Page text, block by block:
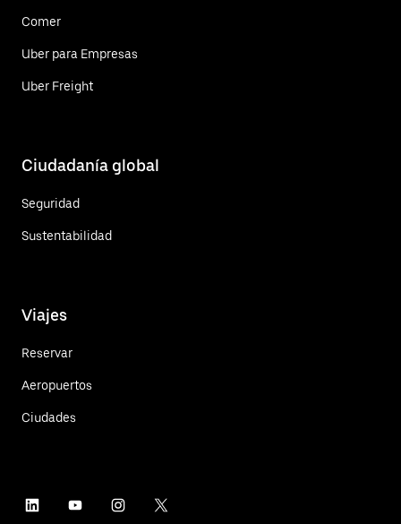
Comer
Uber para Empresas
Uber Freight
Ciudadanía global
Seguridad
Sustentabilidad
Viajes
Reservar
Aeropuertos
Ciudades